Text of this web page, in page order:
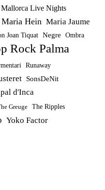
Mallorca Live Nights
Maria Hein Maria Jaume
Joan Tiquat Negre Ombra
Rock Palma
Runaway
SonsDeNit
d'Inca
Greuge The Ripples
Yoko Factor